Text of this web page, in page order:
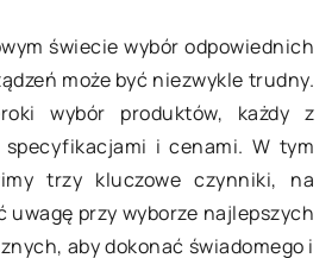
świecie wybór odpowiednich
może być niezwykle trudny.
wybór produktów, każdy z
i cenami. W tym
trzy kluczowe czynniki, na
uwagę przy wyborze najlepszych
aby dokonać świadomego i